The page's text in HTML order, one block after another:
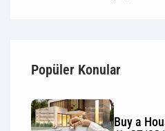
Popüler Konular
Buy a